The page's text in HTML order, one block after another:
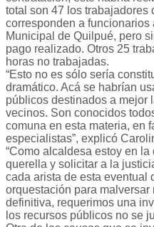
total son 47 los trabajadores
corresponden a
Municipal de Quilpué, pero
pago realizado. Otros 25
horas no trabajadas.
“Esto no es sólo sería
dramático. Acá se habrían
públicos destinados a mejor
vecinos. Son conocidos
comuna en esta materia, en
especialistas”, explicó
“Como alcaldesa estoy en
querella y solicitar a la
cada arista de esta eventual
orquestación para malversar
definitiva, requerimos una
los recursos públicos no se